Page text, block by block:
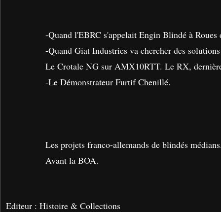
-Quand l'EBRC s'appelait Engin Blindé à Roues
-Quand Giat Industries va chercher des
Le Crotale NG sur AMX10RTT. Le RX,
-Le Démonstrateur Furtif Chenillé.
Les projets franco-allemands de blindés
Avant la BOA.
Editeur : Histoire & Collections